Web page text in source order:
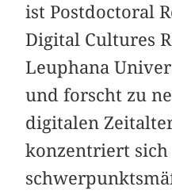
ist Postdoctoral
Digital Cultures
Leuphana
und forscht zu
digitalen
konzentriert sich